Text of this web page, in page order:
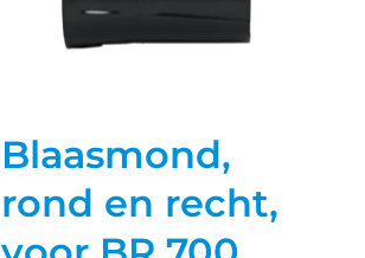
Blaasmond,
rond en recht,